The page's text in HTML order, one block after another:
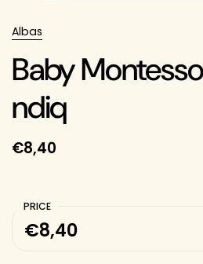
Albas
Baby
ndiq
€8,40
PRICE
€8,40